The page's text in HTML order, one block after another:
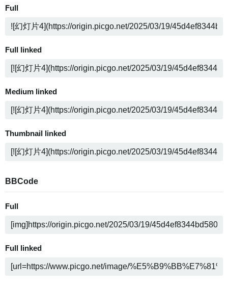
Full
Full linked
Medium linked
Thumbnail linked
BBCode
Full
Full linked